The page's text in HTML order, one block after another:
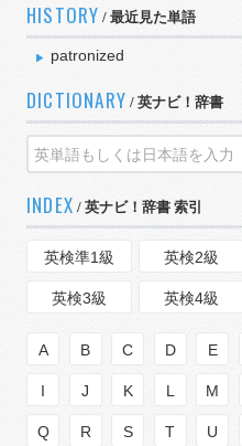
HISTORY / 最近見た単語
patronized
DICTIONARY / 英ナビ！辞書
INDEX / 英ナビ！辞書 索引
英検準1級 英検2級
英検3級 英検4級
A B C D E
I J K L M
Q R S T U